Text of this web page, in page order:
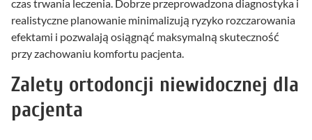
czas trwania leczenia. Dobrze przeprowadzona diagnostyka i
realistyczne planowanie minimalizują ryzyko rozczarowania
efektami i pozwalają osiągnąć maksymalną skuteczność
przy zachowaniu komfortu pacjenta.
Zalety ortodoncji niewidocznej dla
pacjenta